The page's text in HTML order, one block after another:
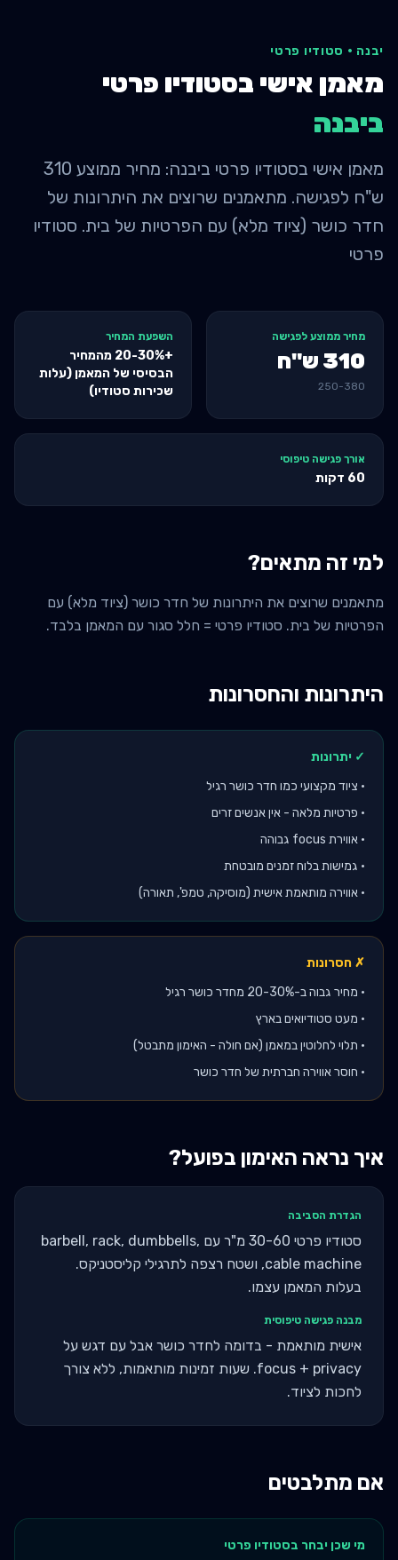
יבנה · סטודיו פרטי
מאמן אישי בסטודיו פרטי
ביבנה
מאמן אישי בסטודיו פרטי ביבנה: מחיר ממוצע 310
ש"ח לפגישה. מתאמנים שרוצים את היתרונות של
חדר כושר (ציוד מלא) עם הפרטיות של בית. סטודיו
פרטי
מחיר ממוצע לפגישה
310 ש"ח
250-380
השפעת המחיר
+20-30% מהמחיר
הבסיסי של המאמן (עלות
שכירות סטודיו)
אורך פגישה טיפוסי
60 דקות
למי זה מתאים?
מתאמנים שרוצים את היתרונות של חדר כושר (ציוד מלא) עם
הפרטיות של בית. סטודיו פרטי = חלל סגור עם המאמן בלבד.
היתרונות והחסרונות
✓ יתרונות
• ציוד מקצועי כמו חדר כושר רגיל
• פרטיות מלאה - אין אנשים זרים
• אווירת focus גבוהה
• גמישות בלוח זמנים מובטחת
• אווירה מותאמת אישית (מוסיקה, טמפ', תאורה)
✗ חסרונות
• מחיר גבוה ב-20-30% מחדר כושר רגיל
• מעט סטודיואים בארץ
• תלוי לחלוטין במאמן (אם חולה - האימון מתבטל)
• חוסר אווירה חברתית של חדר כושר
איך נראה האימון בפועל?
הגדרת הסביבה
סטודיו פרטי 30-60 מ"ר עם barbell, rack, dumbbells,
cable machine, ושטח רצפה לתרגילי קליסטניקס.
בעלות המאמן עצמו.
מבנה פגישה טיפוסית
אישית מותאמת - בדומה לחדר כושר אבל עם דגש על
focus + privacy. שעות זמינות מותאמות, ללא צורך
לחכות לציוד.
אם מתלבטים
מי שכן יבחר בסטודיו פרטי